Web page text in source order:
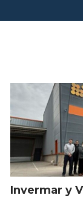
Invermar y